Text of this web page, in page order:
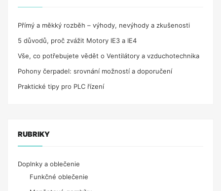
Přímý a měkký rozběh – výhody, nevýhody a zkušenosti
5 důvodů, proč zvážit Motory IE3 a IE4
Vše, co potřebujete vědět o Ventilátory a vzduchotechnika
Pohony čerpadel: srovnání možností a doporučení
Praktické tipy pro PLC řízení
RUBRIKY
Doplnky a oblečenie
Funkčné oblečenie